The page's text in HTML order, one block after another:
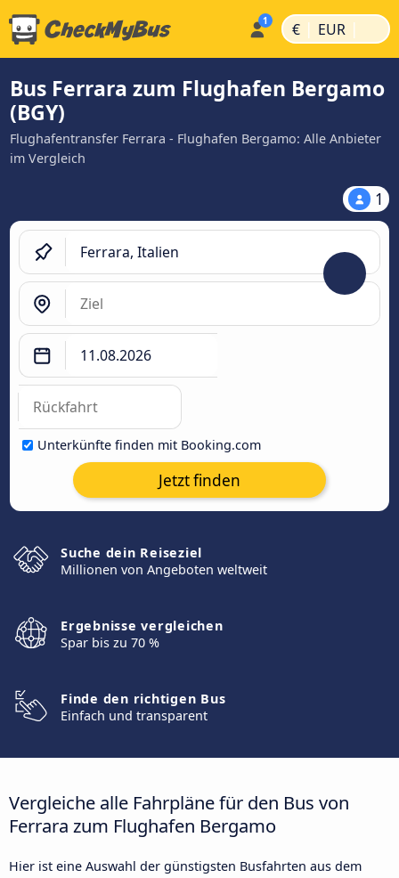
€ | EUR |
Bus Ferrara zum Flughafen Bergamo
(BGY)
Flughafentransfer Ferrara - Flughafen Bergamo: Alle Anbieter
im Vergleich
1
Unterkünfte finden mit Booking.com
Jetzt finden
Suche dein Reiseziel
Millionen von Angeboten weltweit
Ergebnisse vergleichen
Spar bis zu 70 %
Finde den richtigen Bus
Einfach und transparent
Vergleiche alle Fahrpläne für den Bus von
Ferrara zum Flughafen Bergamo
Hier ist eine Auswahl der günstigsten Busfahrten aus dem